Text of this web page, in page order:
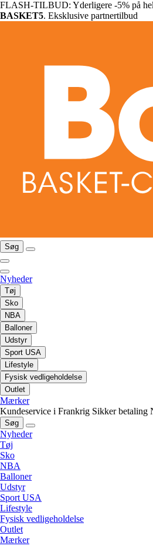
FLASH-TILBUD: Yderligere -5% på
BASKET5. Eksklusive partnertilbud
Søg
Nyheder
Tøj
Sko
NBA
Balloner
Udstyr
Sport USA
Lifestyle
Fysisk vedligeholdelse
Outlet
Mærker
Kundeservice i Frankrig Sikker betaling
Søg
Nyheder
Tøj
Sko
NBA
Balloner
Udstyr
Sport USA
Lifestyle
Fysisk vedligeholdelse
Outlet
Mærker